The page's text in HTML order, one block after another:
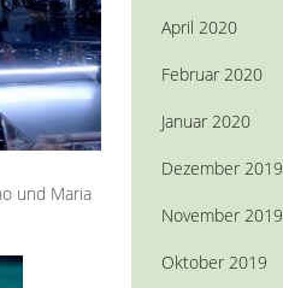
und Maria
April 2020
Februar 2020
Januar 2020
Dezember 2019
November 2019
Oktober 2019